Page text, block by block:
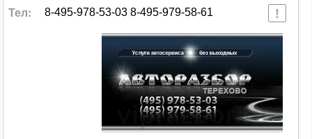
Тел: 8-495-978-53-03 8-495-979-58-61